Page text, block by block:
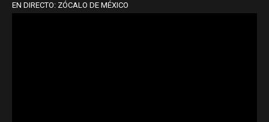
EN DIRECTO: ZÓCALO DE MÉXICO